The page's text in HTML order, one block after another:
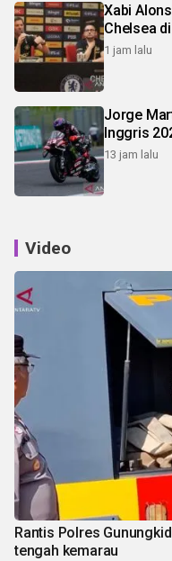
Xabi
Chelsea
1 jam lalu
Jorge
Inggris
13 jam lalu
Video
Rantis Polres
tengah kemarau